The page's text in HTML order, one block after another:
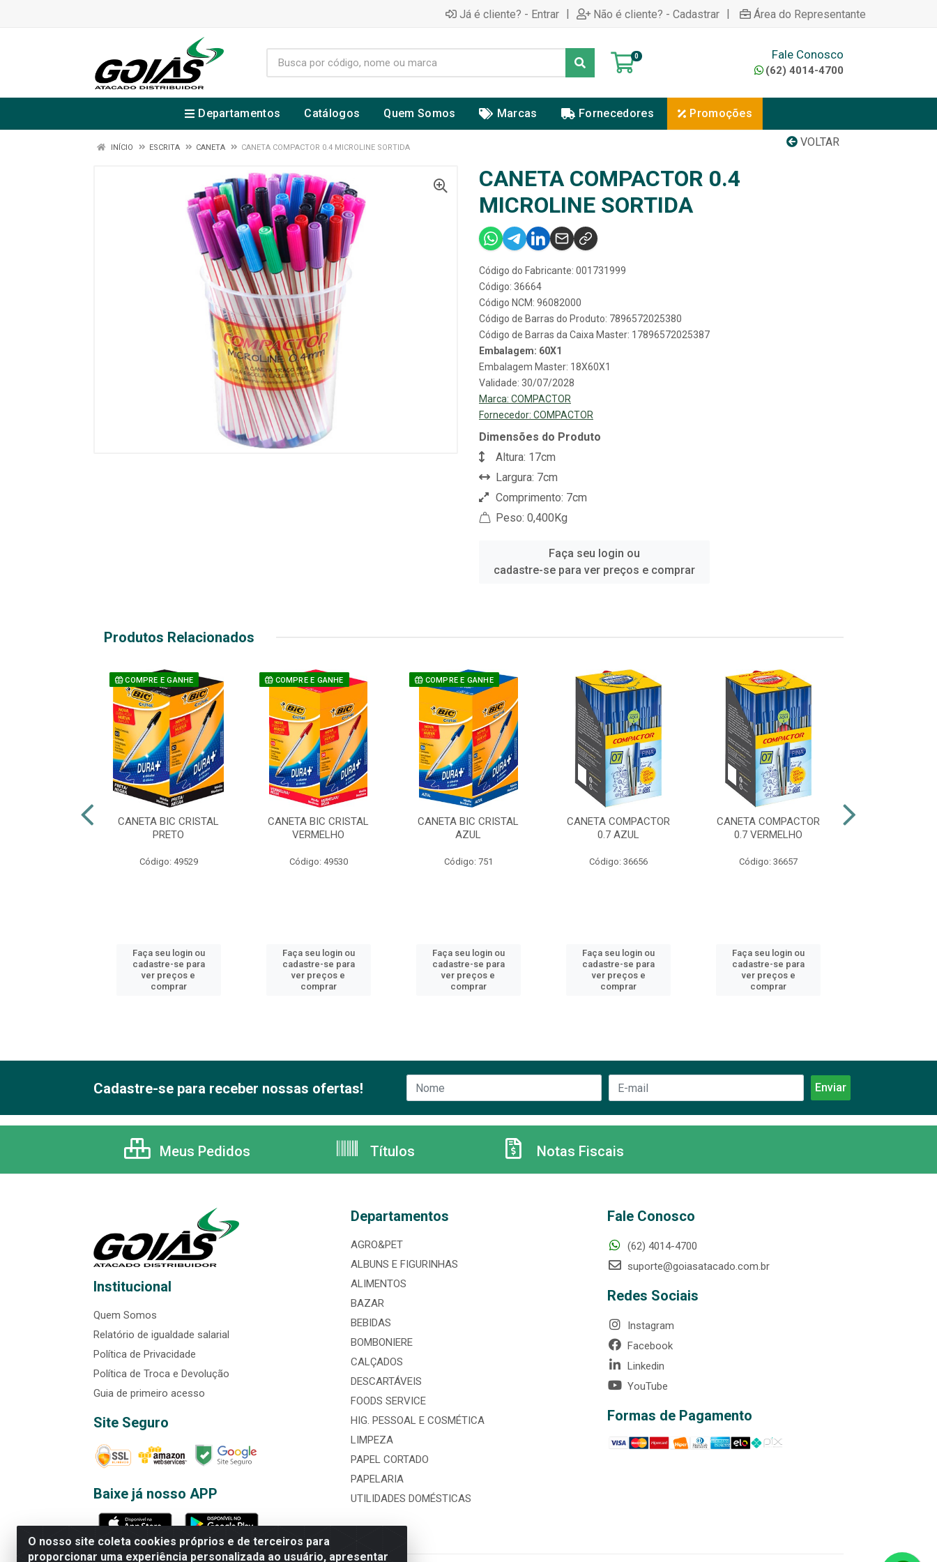
Já é cliente? - Entrar | Não é cliente? - Cadastrar | Área do Representante
0 Fale Conosco
(62) 4014-4700
Departamentos Catálogos Quem Somos Marcas Fornecedores Promoções
VOLTAR
INÍCIO ESCRITA CANETA CANETA COMPACTOR 0.4 MICROLINE SORTIDA
CANETA COMPACTOR 0.4
MICROLINE SORTIDA
Código do Fabricante: 001731999
Código: 36664
Código NCM: 96082000
Código de Barras do Produto: 7896572025380
Código de Barras da Caixa Master: 17896572025387
Embalagem: 60X1
Embalagem Master: 18X60X1
Validade: 30/07/2028
Marca: COMPACTOR
Fornecedor: COMPACTOR
Dimensões do Produto
Altura: 17cm
Largura: 7cm
Comprimento: 7cm
Peso: 0,400Kg
Faça seu login ou
cadastre-se para ver preços e comprar
Produtos Relacionados
COMPRE E GANHE
CANETA BIC CRISTAL
PRETO
Código: 49529
Faça seu login ou
cadastre-se para
ver preços e
comprar
COMPRE E GANHE
CANETA BIC CRISTAL
VERMELHO
Código: 49530
Faça seu login ou
cadastre-se para
ver preços e
comprar
COMPRE E GANHE
CANETA BIC CRISTAL
AZUL
Código: 751
Faça seu login ou
cadastre-se para
ver preços e
comprar
CANETA COMPACTOR
0.7 AZUL
Código: 36656
Faça seu login ou
cadastre-se para
ver preços e
comprar
CANETA COMPACTOR
0.7 VERMELHO
Código: 36657
Faça seu login ou
cadastre-se para
ver preços e
comprar
O nosso site coleta cookies próprios e de terceiros para
proporcionar uma experiência personalizada ao usuário, apresentar
Cadastre-se para receber nossas ofertas!
Meus Pedidos Títulos Notas Fiscais
Institucional
Quem Somos
Relatório de igualdade salarial
Política de Privacidade
Política de Troca e Devolução
Guia de primeiro acesso
Site Seguro
Baixe já nosso APP
Departamentos
AGRO&PET
ALBUNS E FIGURINHAS
ALIMENTOS
BAZAR
BEBIDAS
BOMBONIERE
CALÇADOS
DESCARTÁVEIS
FOODS SERVICE
HIG. PESSOAL E COSMÉTICA
LIMPEZA
PAPEL CORTADO
PAPELARIA
UTILIDADES DOMÉSTICAS
Fale Conosco
(62) 4014-4700
suporte@goiasatacado.com.br
Redes Sociais
Instagram
Facebook
Linkedin
YouTube
Formas de Pagamento